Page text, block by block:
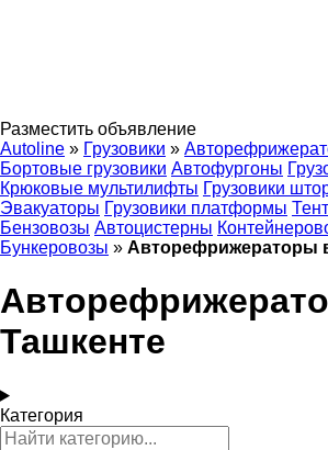
Разместить объявление
Autoline » Грузовики »
Бортовые грузовики Автофургоны
Крюковые мультилифты Грузовики
Эвакуаторы Грузовики платформы
Бензовозы Автоцистерны
Бункеровозы » Авторефрижераторы
Ташкенте
Категория